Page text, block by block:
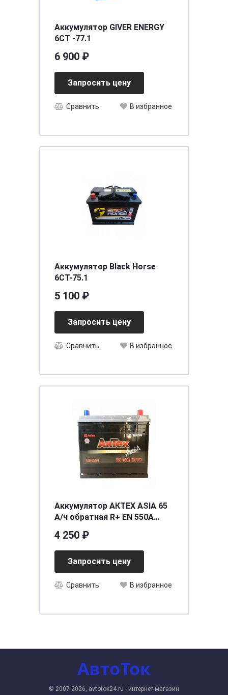
Аккумулятор GIVER ENERGY
6СТ -77.1
6 900 ₽
Запросить цену
Сравнить В избранное
Аккумулятор Black Horse
6CT-75.1
5 100 ₽
Запросить цену
Сравнить В избранное
Аккумулятор АКТЕХ ASIA 65
А/ч обратная R+ EN 550A
4 250 ₽
Запросить цену
Сравнить В избранное
© 2007-2026, avtotok24.ru - интернет-магазин